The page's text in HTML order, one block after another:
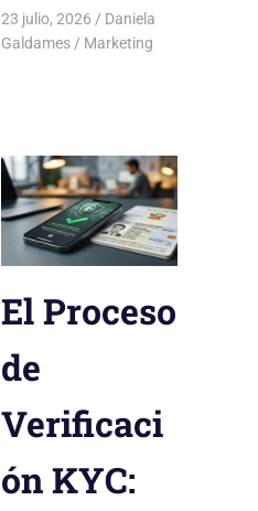
23 julio, 2026
Daniela
Galdames
Marketing
El Proceso
de
Verificaci
ón KYC: